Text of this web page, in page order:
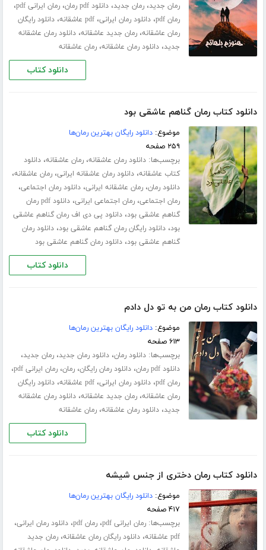
رمان جدید،رمان جدید،دانلود pdf رمان ،رمان ایرانی pdf ،
رمان pdf ،دانلود رمان ایرانی،pdf عاشقانه ،دانلود رایگان
رمان عاشقانه،رمان جدید عاشقانه،دانلود رمان عاشقانه
جدید،دانلود رمان عاشقانه،رمان عاشقانه
دانلود کتاب
دانلود کتاب رمان گناهم عاشقی بود
موضوع:دانلود رایگان بهترین رمان‌ها
۲۵۹ صفحه
برچسب‌ها:دانلود رمان عاشقانه،رمان عاشقانه،دانلود
کتاب عاشقانه،دانلود رمان عاشقانه ایرانی،رمان عاشقانه،
دانلود رمان،رمان عاشقانه ایرانی،دانلود رمان اجتماعی،
رمان اجتماعی،رمان اجتماعی ایرانی،
دانلود pdf رمان
گناهم عاشقی بود،دانلود پی دی اف رمان گناهم عاشقی
بود،دانلود رایگان رمان گناهم عاشقی بود،دانلود رمان
گناهم عاشقی بود،دانلود رمان گناهم عاشقی بود
دانلود کتاب
دانلود کتاب رمان من به تو دل دادم
موضوع:دانلود رایگان بهترین رمان‌ها
۶۱۳ صفحه
برچسب‌ها:دانلود رمان،دانلود رمان جدید،رمان جدید،
دانلود pdf رمان ،دانلود رمان رایگان،رمان،رمان ایرانی pdf ،
رمان pdf ،دانلود رمان ایرانی،pdf عاشقانه ،دانلود رایگان
رمان عاشقانه،رمان جدید عاشقانه،دانلود رمان عاشقانه
جدید،دانلود رمان عاشقانه،رمان عاشقانه
دانلود کتاب
دانلود کتاب رمان دختری از جنس شیشه
موضوع:دانلود رایگان بهترین رمان‌ها
۴۱۷ صفحه
برچسب‌ها:رمان ایرانی pdf ،رمان pdf ،دانلود رمان ایرانی،
pdf عاشقانه ،دانلود رایگان رمان عاشقانه،رمان جدید